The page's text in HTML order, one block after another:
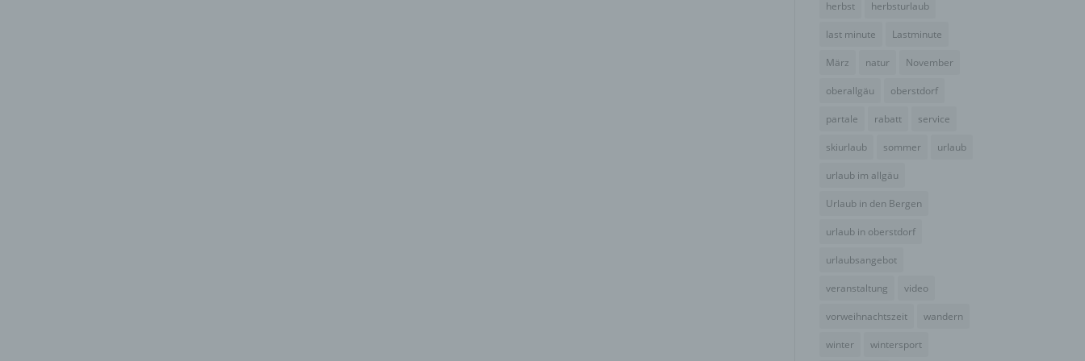
herbst herbsturlaub
last minute Lastminute
März natur November
oberallgäu oberstdorf
partale rabatt service
skiurlaub sommer urlaub
urlaub im allgäu
Urlaub in den Bergen
urlaub in oberstdorf
urlaubsangebot
veranstaltung video
vorweihnachtszeit wandern
winter wintersport